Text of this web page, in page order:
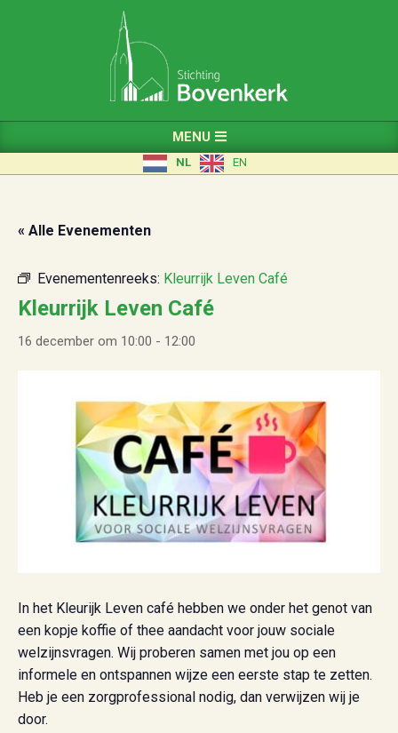
Navigation
Menu
MENU
NL EN
« Alle Evenementen
Evenementenreeks: Kleurrijk Leven Café
Kleurrijk Leven Café
16 december om 10:00 - 12:00
In het Kleurijk Leven café hebben we onder het genot van
een kopje koffie of thee aandacht voor jouw sociale
welzijnsvragen. Wij proberen samen met jou op een
informele en ontspannen wijze een eerste stap te zetten.
Heb je een zorgprofessional nodig, dan verwijzen wij je
door.